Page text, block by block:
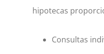
hipotecas
Consultas